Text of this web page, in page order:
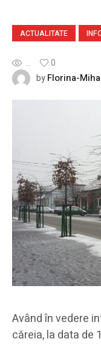
ACTUALITATE
...
0
byFlorina-
Având în vedere
căreia, la data de